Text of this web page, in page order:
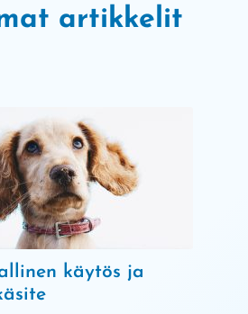
artikkelit
käytös ja